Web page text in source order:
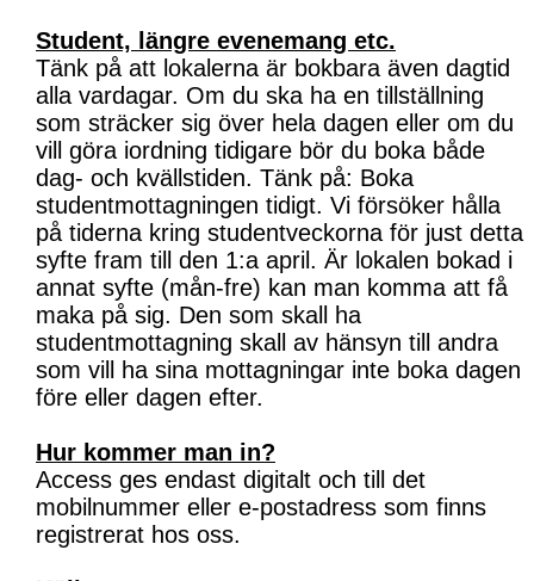
Student, längre evenemang etc.
Tänk på att lokalerna är bokbara även dagtid
alla vardagar. Om du ska ha en tillställning
som sträcker sig över hela dagen eller om du
vill göra iordning tidigare bör du boka både
dag- och kvällstiden. Tänk på: Boka
studentmottagningen tidigt. Vi försöker hålla
på tiderna kring studentveckorna för just detta
syfte fram till den 1:a april. Är lokalen bokad i
annat syfte (mån-fre) kan man komma att få
maka på sig. Den som skall ha
studentmottagning skall av hänsyn till andra
som vill ha sina mottagningar inte boka dagen
före eller dagen efter.
Hur kommer man in?
Access ges endast digitalt och till det
mobilnummer eller e-postadress som finns
registrerat hos oss.